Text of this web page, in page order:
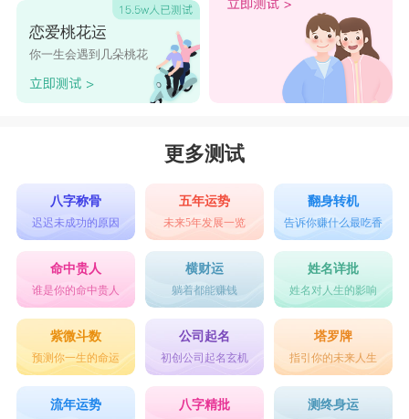
恋爱桃花运
你一生会遇到几朵桃花
更多测试
八字称骨
迟迟未成功的原因
五年运势
未来5年发展一览
翻身转机
告诉你赚什么最吃香
命中贵人
谁是你的命中贵人
横财运
躺着都能赚钱
姓名详批
姓名对人生的影响
紫微斗数
预测你一生的命运
公司起名
初创公司起名玄机
塔罗牌
指引你的未来人生
流年运势 八字精批 测终身运